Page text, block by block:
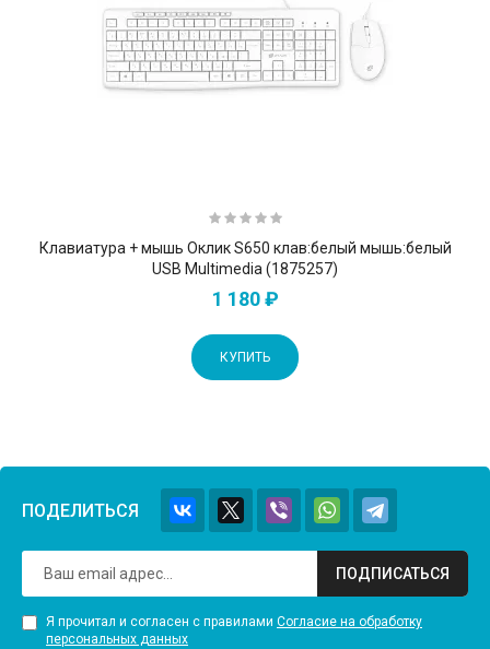
Клавиатура + мышь Оклик S650 клав:белый мышь:белый
USB Multimedia (1875257)
1 180 ₽
КУПИТЬ
ПОДЕЛИТЬСЯ
ПОДПИСАТЬСЯ
Я прочитал и согласен с правилами Согласие на обработку
персональных данных